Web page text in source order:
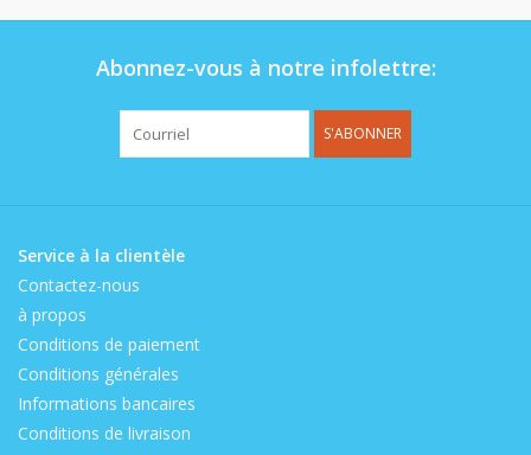
Abonnez-vous à notre infolettre:
S'ABONNER
Service à la clientèle
Contactez-nous
à propos
Conditions de paiement
Conditions générales
Informations bancaires
Conditions de livraison